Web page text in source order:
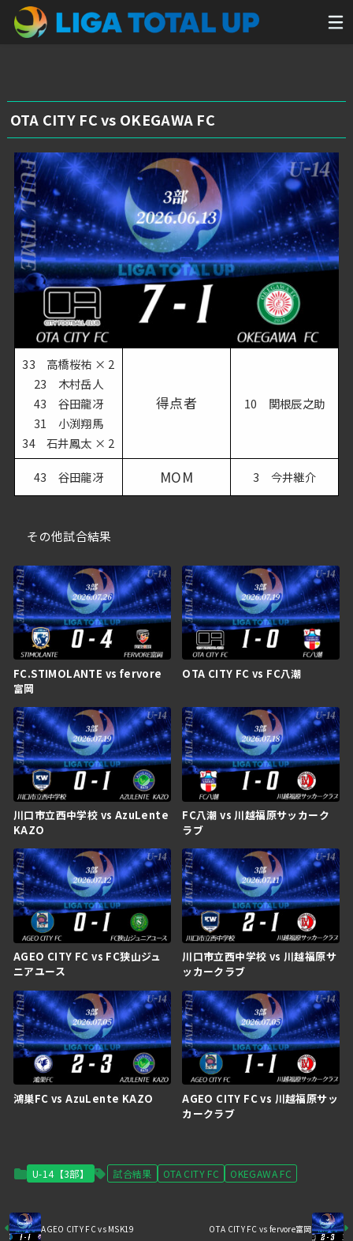
OTA CITY FC vs OKEGAWA FC
33 高橋桜祐 × 2
23 木村岳人
43 谷田龍冴
31 小渕翔馬
34 石井鳳太 × 2
得点者 10 関根辰之助
43 谷田龍冴 MOM 3 今井継介
その他試合結果
FC.STIMOLANTE vs fervore
富岡
OTA CITY FC vs FC八潮
川口市立西中学校 vs AzuLente
KAZO
FC八潮 vs 川越福原サッカーク
ラブ
AGEO CITY FC vs FC狭山ジュ
ニアユース
川口市立西中学校 vs 川越福原サ
ッカークラブ
鴻巣FC vs AzuLente KAZO
AGEO CITY FC vs 川越福原サッ
カークラブ
U-14【3部】 試合結果 OTA CITY FC OKEGAWA FC
AGEO CITY FC vs MSK19 OTA CITY FC vs fervore富岡